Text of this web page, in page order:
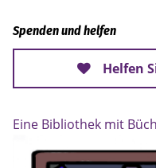
Spenden und helfen
Helfen
Eine Bibliothek mit